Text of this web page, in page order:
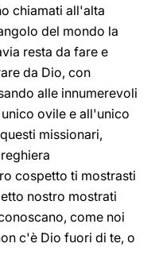
chiamati all'alta
del mondo la
resta da fare e
da Dio, con
alle innumerevoli
ovile e all'unico
missionari,
cospetto ti mostrasti
nostro mostrati
come noi
c'è Dio fuori di te, o